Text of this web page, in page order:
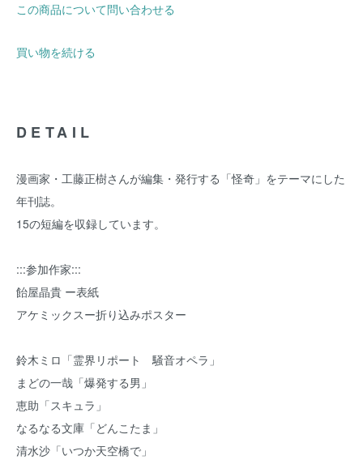
この商品について問い合わせる
買い物を続ける
DETAIL
漫画家・工藤正樹さんが編集・発行する「怪奇」をテーマにした
年刊誌。
15の短編を収録しています。
:::参加作家:::
飴屋晶貴 ー表紙
アケミックスー折り込みポスター
鈴木ミロ「霊界リポート 騒音オペラ」
まどの一哉「爆発する男」
恵助「スキュラ」
なるなる文庫「どんこたま」
清水沙「いつか天空橋で」